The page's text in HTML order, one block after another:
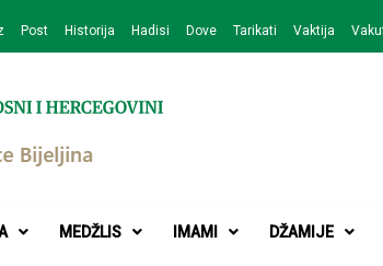
Post Historija Hadisi Dove Tarikati Vaktija
zajednice
MEDŽLIS IMAMI DŽAMIJE